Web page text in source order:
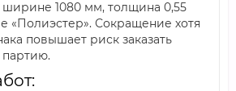
ширине 1080 мм, толщина 0,55
«Полиэстер». Сокращение хотя
повышает риск заказать